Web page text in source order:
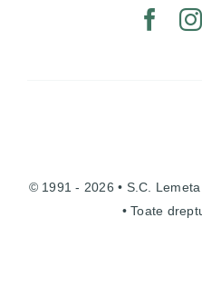
© 1991 - 2026 • S.C.
• Toate